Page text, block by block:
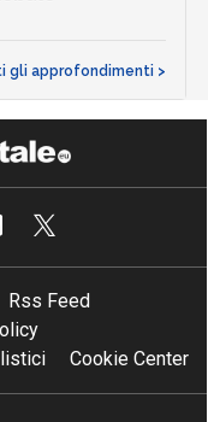
gli approfondimenti >
Rss Feed
Cookie Center